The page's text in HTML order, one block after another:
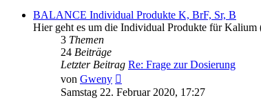
BALANCE Individual Produkte K, BrF, Sr, B
Hier geht es um die Individual Produkte für
3 Themen
24 Beiträge
Letzter Beitrag Re: Frage zur Dosierung
von Gweny
Beitrag
Samstag 22. Februar 2020, 17:27